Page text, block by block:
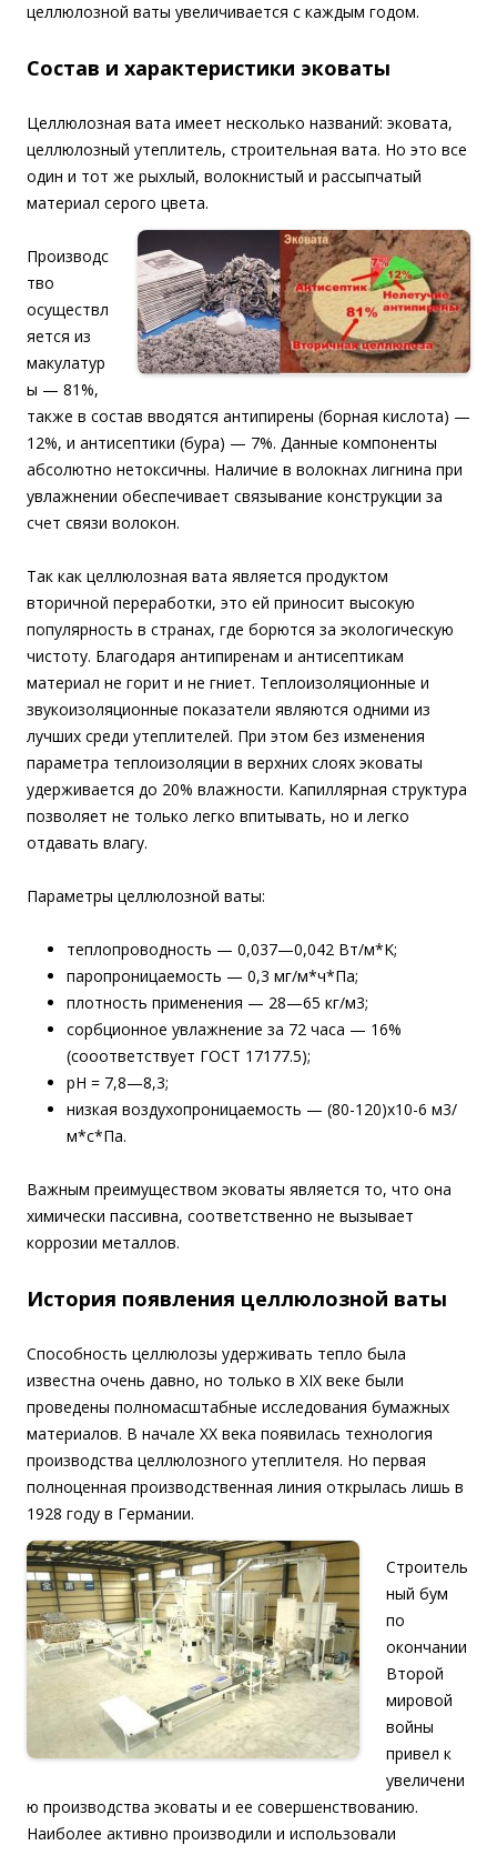
целлюлозной ваты увеличивается с каждым годом.
Состав и характеристики эковаты
Целлюлозная вата имеет несколько названий: эковата,
целлюлозный утеплитель, строительная вата. Но это все
один и тот же рыхлый, волокнистый и рассыпчатый
материал серого цвета.
Производс
тво
осуществл
яется из
макулатур
ы — 81%,
также в состав вводятся антипирены (борная кислота) —
12%, и антисептики (бура) — 7%. Данные компоненты
абсолютно нетоксичны. Наличие в волокнах лигнина при
увлажнении обеспечивает связывание конструкции за
счет связи волокон.
Так как целлюлозная вата является продуктом
вторичной переработки, это ей приносит высокую
популярность в странах, где борются за экологическую
чистоту. Благодаря антипиренам и антисептикам
материал не горит и не гниет. Теплоизоляционные и
звукоизоляционные показатели являются одними из
лучших среди утеплителей. При этом без изменения
параметра теплоизоляции в верхних слоях эковаты
удерживается до 20% влажности. Капиллярная структура
позволяет не только легко впитывать, но и легко
отдавать влагу.
Параметры целлюлозной ваты:
теплопроводность — 0,037—0,042 Вт/м*K;
паропроницаемость — 0,3 мг/м*ч*Па;
плотность применения — 28—65 кг/м3;
сорбционное увлажнение за 72 часа — 16%
(сооответствует ГОСТ 17177.5);
pH = 7,8—8,3;
низкая воздухопроницаемость — (80-120)х10-6 м3/
м*с*Па.
Важным преимуществом эковаты является то, что она
химически пассивна, соответственно не вызывает
коррозии металлов.
История появления целлюлозной ваты
Способность целлюлозы удерживать тепло была
известна очень давно, но только в XIX веке были
проведены полномасштабные исследования бумажных
материалов. В начале ХХ века появилась технология
производства целлюлозного утеплителя. Но первая
полноценная производственная линия открылась лишь в
1928 году в Германии.
Строитель
ный бум
по
окончании
Второй
мировой
войны
привел к
увеличени
ю производства эковаты и ее совершенствованию.
Наиболее активно производили и использовали